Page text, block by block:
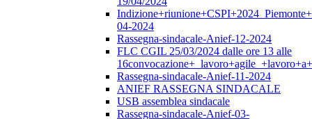
04-2024
Rassegna-sindacale-Anief-12-2024
FLC CGIL 25/03/2024 dalle ore 13 alle
Rassegna-sindacale-Anief-11-2024
ANIEF RASSEGNA SINDACALE
USB assemblea sindacale
Rassegna-sindacale-Anief-03-